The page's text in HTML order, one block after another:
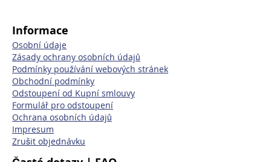
Informace
Osobní údaje
Zásady ochrany osobních údajů
Podmínky používání webových stránek
Obchodní podmínky
Odstoupení od Kupní smlouvy
Formulář pro odstoupení
Ochrana osobních údajů
Impresum
Zrušit objednávku